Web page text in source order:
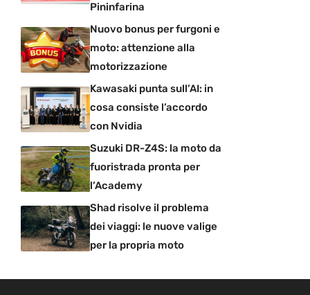
Pininfarina
Nuovo bonus per furgoni e
moto: attenzione alla
motorizzazione
Kawasaki punta sull’AI: in
cosa consiste l’accordo
con Nvidia
Suzuki DR-Z4S: la moto da
fuoristrada pronta per
l’Academy
Shad risolve il problema
dei viaggi: le nuove valige
per la propria moto